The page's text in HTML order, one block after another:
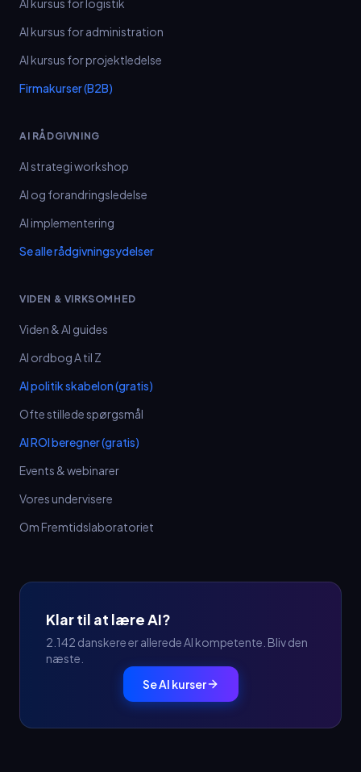
AI kursus for logistik
AI kursus for administration
AI kursus for projektledelse
Firmakurser (B2B)
AI RÅDGIVNING
AI strategi workshop
AI og forandringsledelse
AI implementering
Se alle rådgivningsydelser
VIDEN & VIRKSOMHED
Viden & AI guides
AI ordbog A til Z
AI politik skabelon (gratis)
Ofte stillede spørgsmål
AI ROI beregner (gratis)
Events & webinarer
Vores undervisere
Om Fremtidslaboratoriet
Klar til at lære AI?
2.142 danskere er allerede AI kompetente. Bliv den
næste.
Se AI kurser